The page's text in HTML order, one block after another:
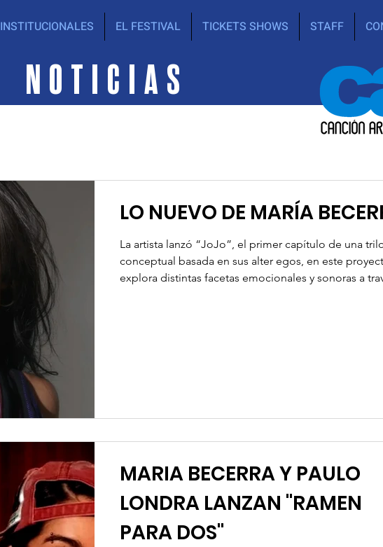
INSTITUCIONALES EL FESTIVAL TICKETS SHOWS STAFF
NOTICIAS
LO NUEVO DE MARÍA
La artista lanzó “JoJo”, el primer capítulo de una
conceptual basada en sus alter egos, en este
explora distintas facetas emocionales y sonoras a
MARIA BECERRA Y PAULO
LONDRA LANZAN "RAMEN
PARA DOS"